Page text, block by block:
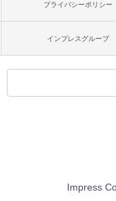
プライバシーポリシー
インプレスグループ
Impress